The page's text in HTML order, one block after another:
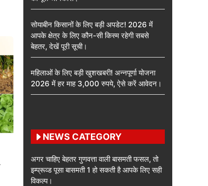
सोयाबीन किसानों के लिए बड़ी अपडेट! 2026 में
आपके क्षेत्र के लिए कौन-सी किस्म रहेगी सबसे
बेहतर, देखें पूरी सूची।
महिलाओं के लिए बड़ी खुशखबरी! अन्नपूर्णा योजना
2026 में हर माह 3,000 रुपये, ऐसे करें आवेदन।
NEWS CATEGORY
अगर चाहिए बेहतर गुणवत्ता वाली बासमती फसल, तो
इम्प्रूव्ड पूसा बासमती 1 हो सकती है आपके लिए सही
विकल्प।